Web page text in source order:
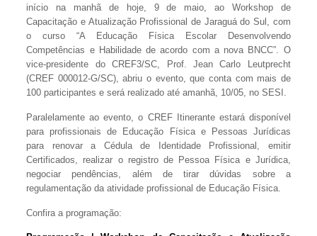
início na manhã de hoje, 9 de maio, ao Workshop de
Capacitação e Atualização Profissional de Jaraguá do Sul, com
o curso “A Educação Física Escolar Desenvolvendo
Competências e Habilidade de acordo com a nova BNCC”. O
vice-presidente do CREF3/SC, Prof. Jean Carlo Leutprecht
(CREF 000012-G/SC), abriu o evento, que conta com mais de
100 participantes e será realizado até amanhã, 10/05, no SESI.
Paralelamente ao evento, o CREF Itinerante estará disponível
para profissionais de Educação Física e Pessoas Jurídicas
para renovar a Cédula de Identidade Profissional, emitir
Certificados, realizar o registro de Pessoa Física e Jurídica,
negociar pendências, além de tirar dúvidas sobre a
regulamentação da atividade profissional de Educação Física.
Confira a programação: